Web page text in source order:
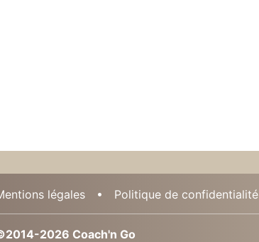
légales Politique de confidentialité
2026 Coach'n Go